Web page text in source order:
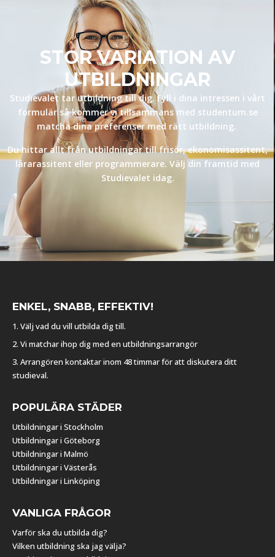
STOR VARIATION AV
UTBILDNINGAR
Studievalet tar utbildning till dig. Fyll i dina intressen i vårt
formulär så kommer vi tillsammans med studentum.se
matcha dina preferenser med rätt utbildning.
Du hittar allt från utbildningar till frisör, ekonomisassitent,
lärarassitent eller programmerare. Välj din framtid med
Studievalet idag.
ENKEL, SNABB, EFFEKTIV!
1. Välj vad du vill utbilda dig till.
2. Vi matchar ihop dig med en utbildningsarrangör
3. Arrangören kontaktar inom 48 timmar för att diskutera ditt
studieval.
POPULÄRA STÄDER
Utbildningar i Stockholm
Utbildningar i Göteborg
Utbildningar i Malmö
Utbildningar i Västerås
Utbildningar i Linköping
VANLIGA FRÅGOR
Varför ska du utbilda dig?
Vilken utbildning ska jag välja?